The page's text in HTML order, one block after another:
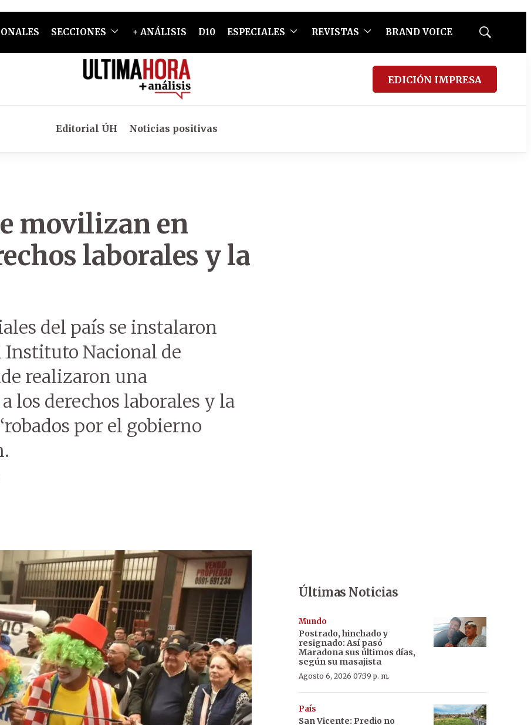
SECCIONES + ANÁLISIS D10 ESPECIALES REVISTAS BRAND VOICE
Mostrar
EDICIÓN IMPRESA
Editorial ÚH Noticias positivas
movilizan en
laborales y la
del país se instalaron
Instituto Nacional de
realizaron una
los derechos laborales y la
por el gobierno
Últimas Noticias
Mundo
Postrado, hinchado y
resignado: Así pasó
Maradona sus últimos días,
según su masajista
Agosto 6, 2026 07:39 p. m.
País
San Vicente: Predio no